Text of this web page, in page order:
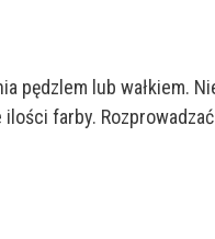
pędzlem lub wałkiem.
farby.